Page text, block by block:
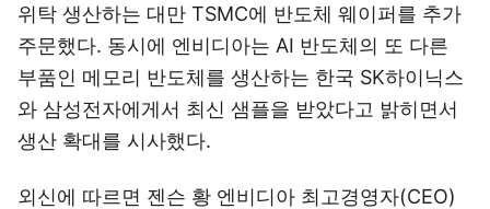
위탁 생산하는 대만 TSMC에 반도체 웨이퍼를 추가
주문했다. 동시에 엔비디아는 AI 반도체의 또 다른
부품인 메모리 반도체를 생산하는 한국 SK하이닉스
와 삼성전자에게서 최신 샘플을 받았다고 밝히면서
생산 확대를 시사했다.
외신에 따르면 젠슨 황 엔비디아 최고경영자(CEO)